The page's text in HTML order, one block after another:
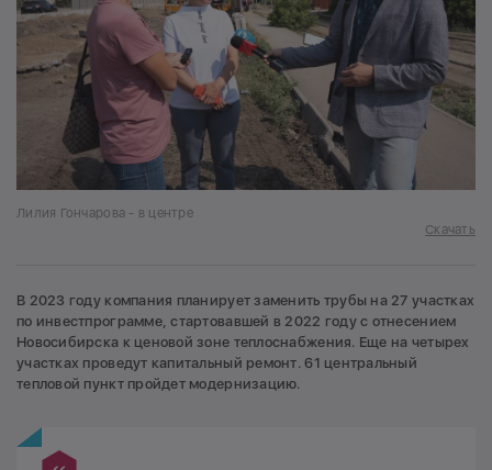
Лилия Гончарова - в центре
Скачать
В 2023 году компания планирует заменить трубы на 27 участках
по инвестпрограмме, стартовавшей в 2022 году с отнесением
Новосибирска к ценовой зоне теплоснабжения. Еще на четырех
участках проведут капитальный ремонт. 61 центральный
тепловой пункт пройдет модернизацию.